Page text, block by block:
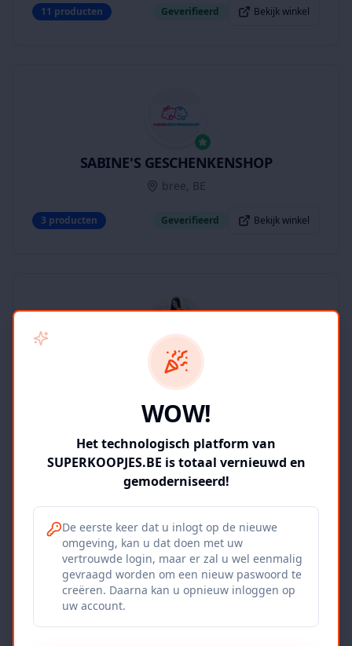
11 producten Geverifieerd Bekijk winkel
SABINE'S GESCHENKENSHOP
bree, BE
3 producten Geverifieerd Bekijk winkel
SUPERKOOPJES.BE
Geverifieerd
Iepers Kwartier
Ieper, BE
WOW!
Het technologisch platform van
SUPERKOOPJES.BE is totaal vernieuwd en
gemoderniseerd!
De eerste keer dat u inlogt op de nieuwe
omgeving, kan u dat doen met uw
vertrouwde login, maar er zal u wel eenmalig
gevraagd worden om een nieuw paswoord te
creëren. Daarna kan u opnieuw inloggen op
uw account.